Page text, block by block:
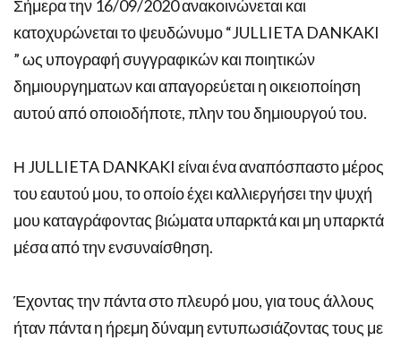
Σήμερα την 16/09/2020 ανακοινώνεται και
κατοχυρώνεται το ψευδώνυμο “JULLIETA DANKAKI
” ως υπογραφή συγγραφικών και ποιητικών
δημιουργηματων και απαγορεύεται η οικειοποίηση
αυτού από οποιοδήποτε, πλην του δημιουργού του.
Η JULLIETA DANKAKI είναι ένα αναπόσπαστο μέρος
του εαυτού μου, το οποίο έχει καλλιεργήσει την ψυχή
μου καταγράφοντας βιώματα υπαρκτά και μη υπαρκτά
μέσα από την ενσυναίσθηση.
Έχοντας την πάντα στο πλευρό μου, για τους άλλους
ήταν πάντα η ήρεμη δύναμη εντυπωσιάζοντας τους με